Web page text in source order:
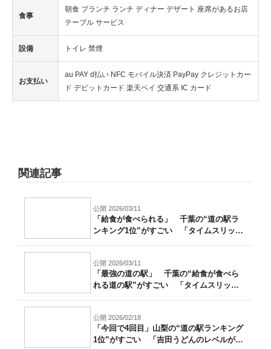
食事
朝食 ブランチ ランチ ディナー デザート 座席があるお店
テーブル サービス
設備 トイレ 禁煙
お支払い
au PAY d払い NFC モバイル決済 PayPay クレジットカー
ド デビットカード 楽天ペイ 交通系 IC カード
関連記事
公開 2026/03/11
「給食が食べられる」 千葉の“道の駅ラ
ンキング1位”がすごい 「タイムスリップ
公開 2026/03/11
「最強の道の駅」 千葉の“給食が食べら
れる道の駅”がすごい 「タイムスリップ
公開 2026/02/18
「今回で4回目」山梨の“道の駅ランキング
1位”がすごい 「吉田うどんのレベルが